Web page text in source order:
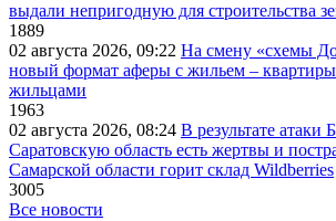
выдали непригодную для строительства
1889
02 августа 2026, 09:22 На смену «схемы
новый формат аферы с жильем –
жильцами
1963
02 августа 2026, 08:24 В результате
Саратовскую область есть жертвы и
Самарской области горит склад Wildberries
3005
Все новости